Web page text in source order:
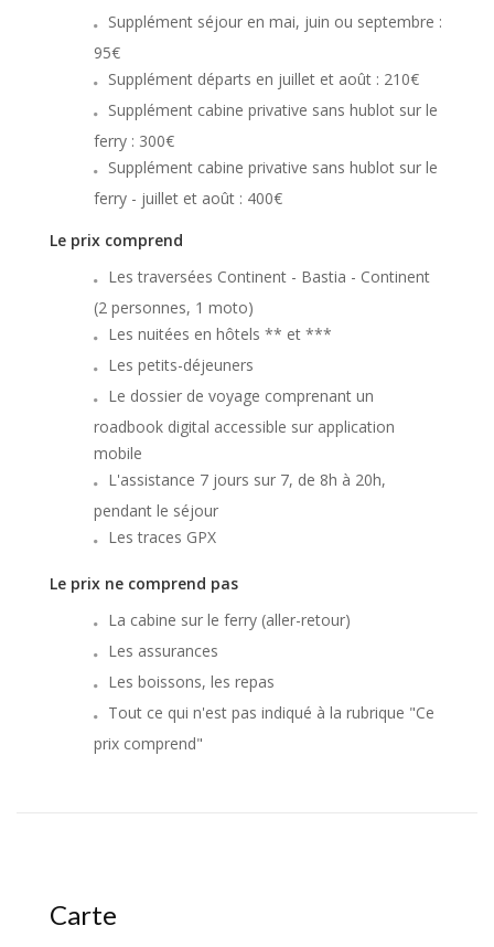
Supplément séjour en mai, juin ou septembre :
95€
Supplément départs en juillet et août : 210€
Supplément cabine privative sans hublot sur le
ferry : 300€
Supplément cabine privative sans hublot sur le
ferry - juillet et août : 400€
Le prix comprend
Les traversées Continent - Bastia - Continent
(2 personnes, 1 moto)
Les nuitées en hôtels ** et ***
Les petits-déjeuners
Le dossier de voyage comprenant un
roadbook digital accessible sur application
mobile
L'assistance 7 jours sur 7, de 8h à 20h,
pendant le séjour
Les traces GPX
Le prix ne comprend pas
La cabine sur le ferry (aller-retour)
Les assurances
Les boissons, les repas
Tout ce qui n'est pas indiqué à la rubrique "Ce
prix comprend"
Carte